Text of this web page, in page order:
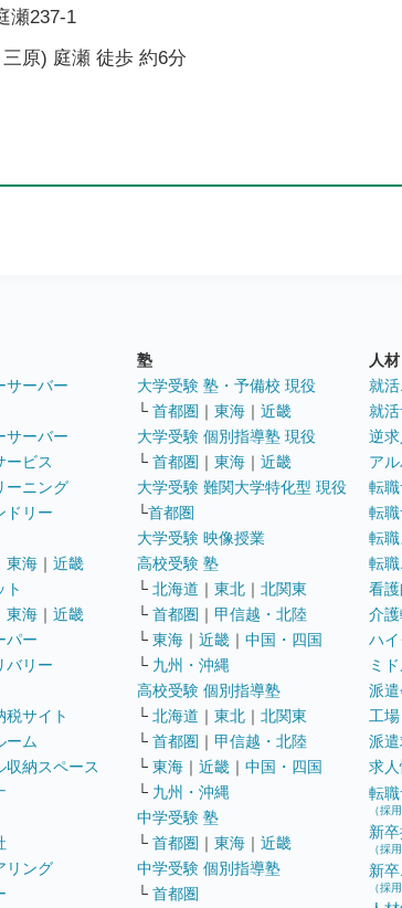
瀬237-1
原) 庭瀬 徒歩 約6分
サーバー
サーバー
ービス
ーニング
ドリー
東海 ｜ 近畿
ト
東海 ｜ 近畿
パー
バリー
税サイト
ーム
収納スペース
リング
塾
大学受験 塾・予備校 現役
└ 首都圏 ｜ 東海 ｜ 近畿
大学受験 個別指導塾 現役
└ 首都圏 ｜ 東海 ｜ 近畿
大学受験 難関大学特化型 現役
└首都圏
大学受験 映像授業
高校受験 塾
└ 北海道 ｜ 東北 ｜ 北関東
└ 首都圏 ｜ 甲信越・北陸
└ 東海 ｜ 近畿 ｜ 中国・四国
└ 九州・沖縄
高校受験 個別指導塾
└ 北海道 ｜ 東北 ｜ 北関東
└ 首都圏 ｜ 甲信越・北陸
└ 東海 ｜ 近畿 ｜ 中国・四国
└ 九州・沖縄
中学受験 塾
└ 首都圏 ｜ 東海 ｜ 近畿
中学受験 個別指導塾
└ 首都圏
人材
就
就活
逆
ア
転職
転
転
転
看
介
ハイ
ミ
派
工
派
求
転職
（採
新
（採
新
（採